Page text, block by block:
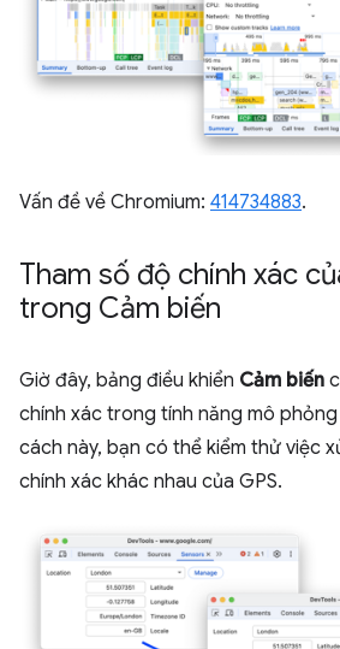
Vấn đề về Chromium: 414734883.
Tham số độ chính xác
trong Cảm biến
Giờ đây, bảng điều khiển Cảm biến
chính xác trong tính năng mô phỏng
cách này, bạn có thể kiểm thử việc
chính xác khác nhau của GPS.